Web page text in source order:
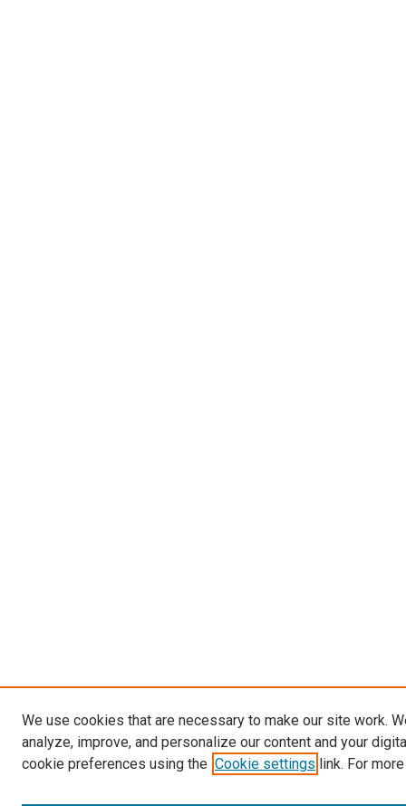
We use cookies that are necessary to make our site work.
analyze, improve, and personalize our content and your
cookie preferences using the Cookie settings link. For